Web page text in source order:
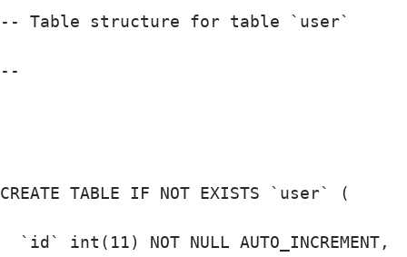
-- Table structure for table `user`
--
CREATE TABLE IF NOT EXISTS `user` (
`id` int(11) NOT NULL AUTO_INCREMENT,